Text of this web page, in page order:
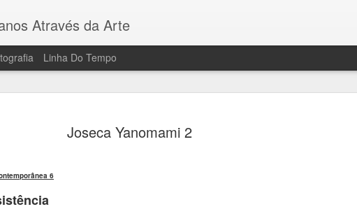
Joseca Yanomami 2
6
Através da Arte
Linha Do Tempo